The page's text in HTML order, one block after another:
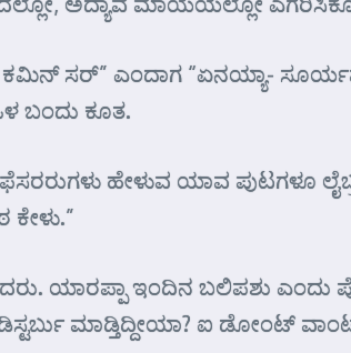
ಸರ್” ಎಂದಾಗ “ಏನಯ್ಯಾ-
ಬಂದು ಕೂತ.
ಹೇಳುವ ಯಾವ ಪುಟಗಳೂ
ಯಾರಪ್ಪಾ ಇಂದಿನ ಬಲಿಪಶು
ಮಾಡ್ತಿದ್ದೀಯಾ? ಐ ಡೋಂಟ್